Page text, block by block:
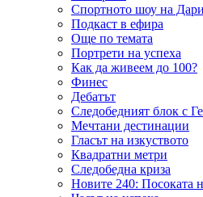
Спортното шоу на
Подкаст в ефира
Още по темата
Портрети на успеха
Как да живеем до 100?
Финес
Дебатът
Следобедният блок с
Мечтани дестинации
Гласът на изкуството
Квадратни метри
Следобедна криза
Новите 240: Посоката